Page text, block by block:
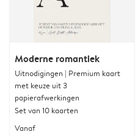
Moderne romantiek
Uitnodigingen | Premium kaart
met keuze uit 3
papierafwerkingen
Set van 10 kaarten
Vanaf